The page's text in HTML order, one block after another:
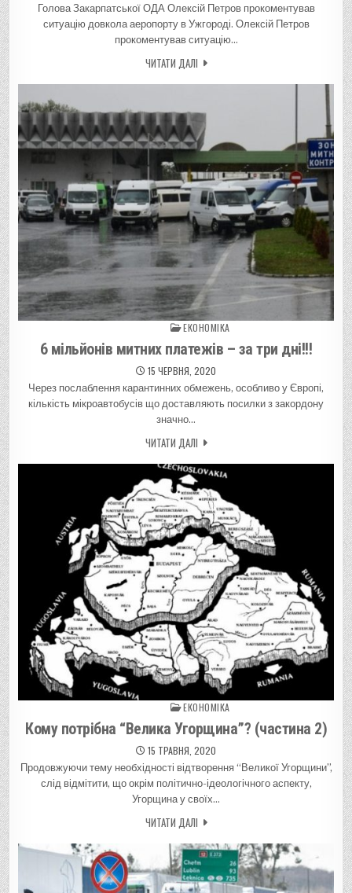
Голова Закарпатської ОДА Олексій Петров прокоментував
ситуацію довкола аеропорту в Ужгороді. Олексій Петров
прокоментував ситуацію…
ЧИТАТИ ДАЛІ
ЕКОНОМІКА
6 мільйонів митних платежів – за три дні!!!
15 ЧЕРВНЯ, 2020
Через послаблення карантинних обмежень, особливо у Європі,
кількість мікроавтобусів що доставляють посилки з закордону
значно…
ЧИТАТИ ДАЛІ
ЕКОНОМІКА
Кому потрібна “Велика Угорщина”? (частина 2)
15 ТРАВНЯ, 2020
Продовжуючи тему необхідності відтворення “Великої Угорщини”,
слід відмітити, що окрім політично-ідеологічного аспекту,
Угорщина у своїх…
ЧИТАТИ ДАЛІ